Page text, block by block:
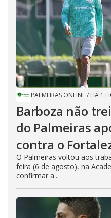
PALMEIRAS ONLINE/ HÁ 1
Barboza não
do Palmeiras
contra o
O Palmeiras voltou aos
feira (6 de agosto), na
confirmar a...